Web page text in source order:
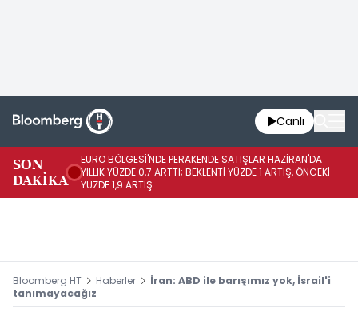
Canlı
SON
DAKİKA
EURO BÖLGESİ'NDE PERAKENDE SATIŞLAR HAZİRAN'DA
YILLIK YÜZDE 0,7 ARTTI; BEKLENTİ YÜZDE 1 ARTIŞ, ÖNCEKİ
YÜZDE 1,9 ARTIŞ
Bloomberg HT Haberler
İran: ABD ile barışımız yok, İsrail'i
tanımayacağız